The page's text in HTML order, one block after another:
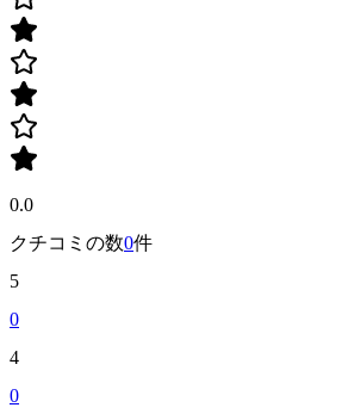
0.0
クチコミの数0件
5
0
4
0